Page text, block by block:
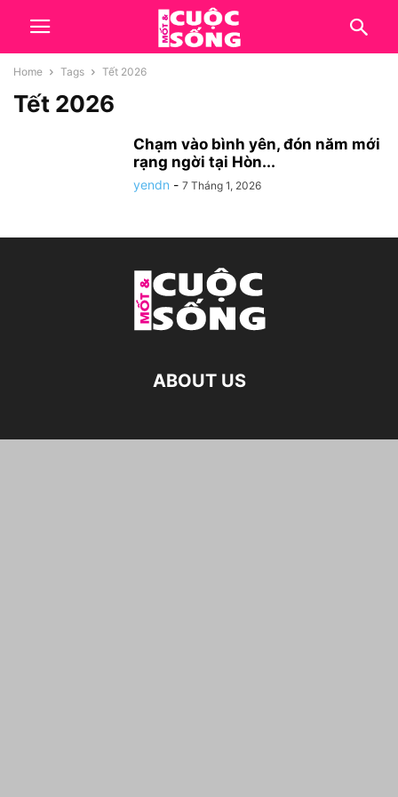
Home Tags Tết 2026
Tết 2026
Chạm vào bình yên, đón năm mới
rạng ngời tại Hòn...
yendn - 7 Tháng 1, 2026
ABOUT US